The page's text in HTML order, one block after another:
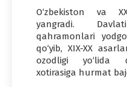
O‘zbekiston va
yangradi.
qahramonlari
qo‘yib, XIX-XX
ozodligi yo‘lida
xotirasiga hurmat